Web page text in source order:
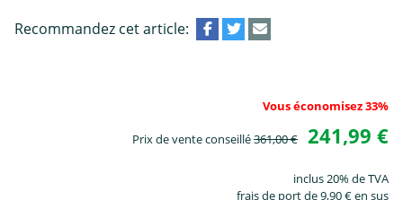
Recommandez cet article:
Vous économisez 33%
Prix de vente conseillé361,00 € 241,99 €
inclus 20% de TVA
frais de port de 9,90 € en sus